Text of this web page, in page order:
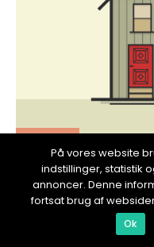
redaktionel
Kostnad for å
analyse
På vores website
indstillinger, statistik
annoncer. Denne
fortsat brug af
Ok